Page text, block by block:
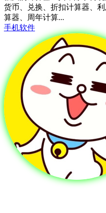
货币、兑换、折扣计算器、
算器、周年计算...
手机软件